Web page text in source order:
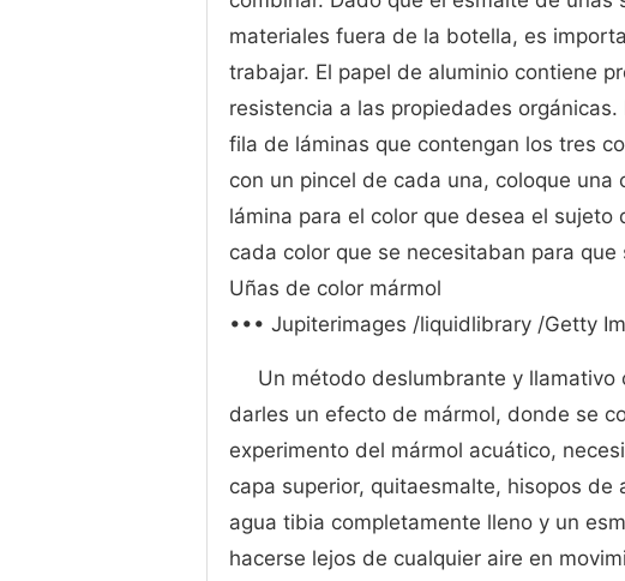
materiales fuera de la botella, es
trabajar. El papel de aluminio contiene
resistencia a las propiedades
fila de láminas que contengan los tres
con un pincel de cada una, coloque
lámina para el color que desea el
cada color que se necesitaban para
Uñas de color mármol
••• Jupiterimages /liquidlibrary /Getty
Un método deslumbrante y
darles un efecto de mármol, donde se
experimento del mármol acuático,
capa superior, quitaesmalte, hisopos
agua tibia completamente lleno y un
hacerse lejos de cualquier aire en